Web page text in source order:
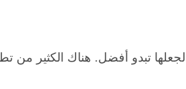
تبدو أفضل. هناك الكثير